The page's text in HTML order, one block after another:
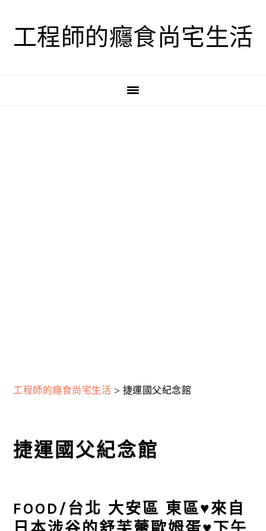
工程師的癮食尚宅生活
工程師的癮食尚宅生活 > 捷運國父紀念館
捷運國父紀念館
FOOD/台北 大安區 東區♥來自